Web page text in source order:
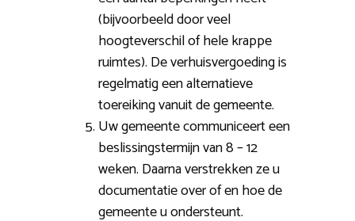
(bijvoorbeeld door veel
hoogteverschil of hele krappe
ruimtes). De verhuisvergoeding is
regelmatig een alternatieve
toereiking vanuit de gemeente.
Uw gemeente communiceert een
beslissingstermijn van 8 – 12
weken. Daarna verstrekken ze u
documentatie over of en hoe de
gemeente u ondersteunt.